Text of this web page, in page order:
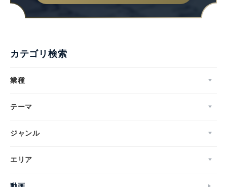
カテゴリ検索
業種
テーマ
ジャンル
エリア